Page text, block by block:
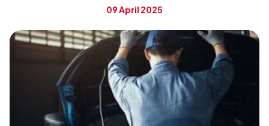
09 April 2025